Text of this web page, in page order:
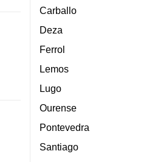
Carballo
Deza
Ferrol
Lemos
Lugo
Ourense
Pontevedra
Santiago